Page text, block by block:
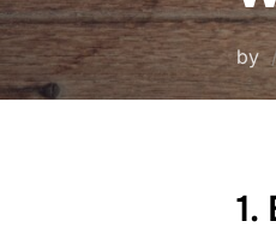
by
1.